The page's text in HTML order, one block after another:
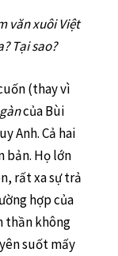
văn xuôi Việt
Tại sao?
(thay vì
của Bùi
Anh. Cả hai
bản. Họ lớn
rất xa sự trả
hợp của
thần không
suốt mấy